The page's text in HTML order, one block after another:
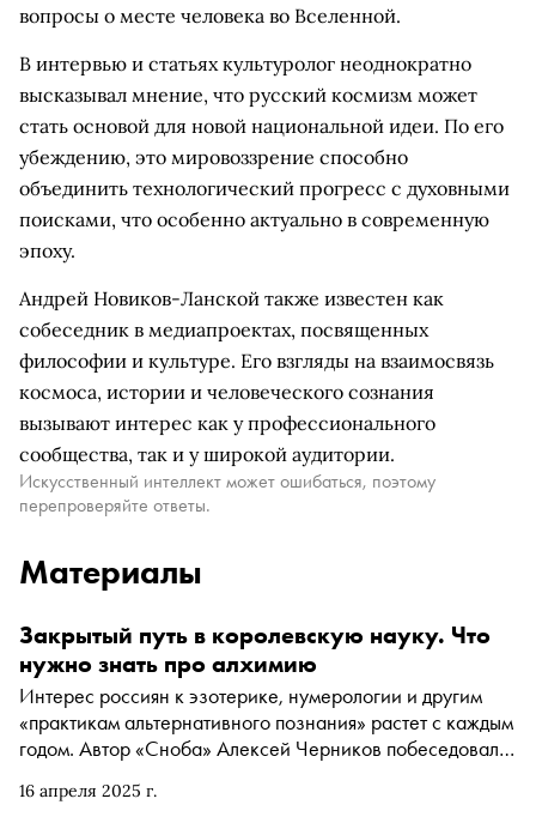
вопросы о месте человека во Вселенной.
В интервью и статьях культуролог неоднократно
высказывал мнение, что русский космизм может
стать основой для новой национальной идеи. По его
убеждению, это мировоззрение способно
объединить технологический прогресс с духовными
поисками, что особенно актуально в современную
эпоху.
Андрей Новиков-Ланской также известен как
собеседник в медиапроектах, посвященных
философии и культуре. Его взгляды на взаимосвязь
космоса, истории и человеческого сознания
вызывают интерес как у профессионального
сообщества, так и у широкой аудитории.
Искусственный интеллект может ошибаться, поэтому
перепроверяйте ответы.
Материалы
16 апреля 2025 г.
Закрытый путь в королевскую науку. Что
нужно знать про алхимию
Интерес россиян к эзотерике, нумерологии и другим
«практикам альтернативного познания» растет с каждым
годом. Автор «Сноба» Алексей Черников побеседовал с
том, что из себя представляет алхимия, почему алхимики